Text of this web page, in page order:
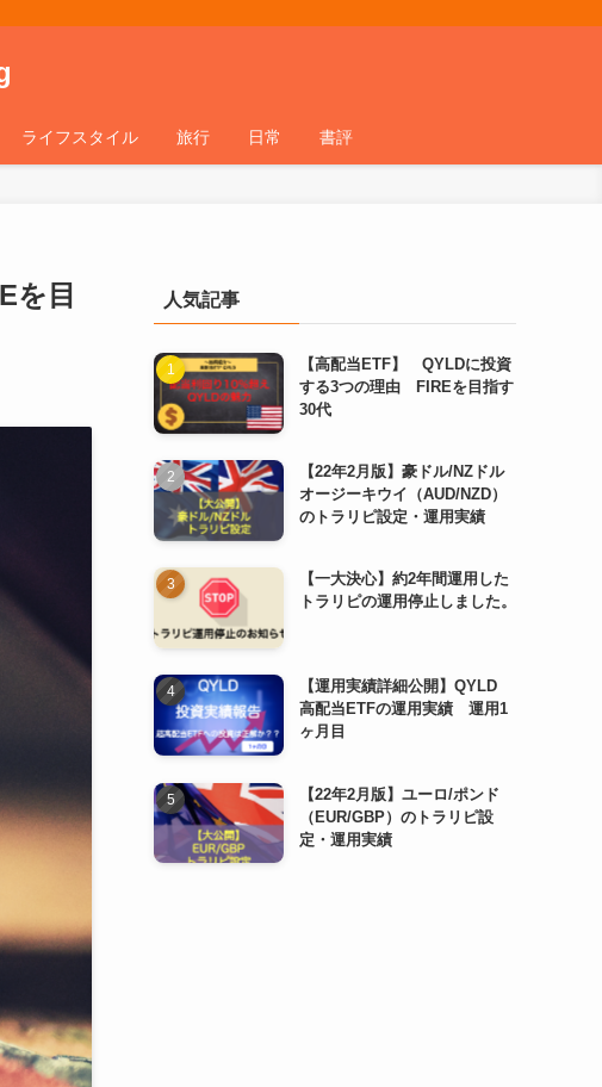
ライフスタイル 旅行 日常 書評
を目
人気記事
【高配当ETF】 QYLDに投資
する3つの理由 FIREを目指す
30代
【22年2月版】豪ドル/NZドル
オージーキウイ（AUD/NZD）
のトラリピ設定・運用実績
【一大決心】約2年間運用した
トラリピの運用停止しました。
【運用実績詳細公開】QYLD
高配当ETFの運用実績 運用1
ヶ月目
【22年2月版】ユーロ/ポンド
（EUR/GBP）のトラリピ設
定・運用実績